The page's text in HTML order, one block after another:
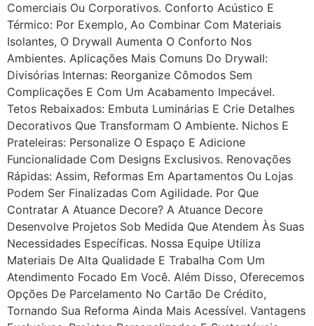
Comerciais Ou Corporativos. Conforto Acústico E
Térmico: Por Exemplo, Ao Combinar Com Materiais
Isolantes, O Drywall Aumenta O Conforto Nos
Ambientes. Aplicações Mais Comuns Do Drywall:
Divisórias Internas: Reorganize Cômodos Sem
Complicações E Com Um Acabamento Impecável.
Tetos Rebaixados: Embuta Luminárias E Crie Detalhes
Decorativos Que Transformam O Ambiente. Nichos E
Prateleiras: Personalize O Espaço E Adicione
Funcionalidade Com Designs Exclusivos. Renovações
Rápidas: Assim, Reformas Em Apartamentos Ou Lojas
Podem Ser Finalizadas Com Agilidade. Por Que
Contratar A Atuance Decore? A Atuance Decore
Desenvolve Projetos Sob Medida Que Atendem Às Suas
Necessidades Específicas. Nossa Equipe Utiliza
Materiais De Alta Qualidade E Trabalha Com Um
Atendimento Focado Em Você. Além Disso, Oferecemos
Opções De Parcelamento No Cartão De Crédito,
Tornando Sua Reforma Ainda Mais Acessível. Vantagens